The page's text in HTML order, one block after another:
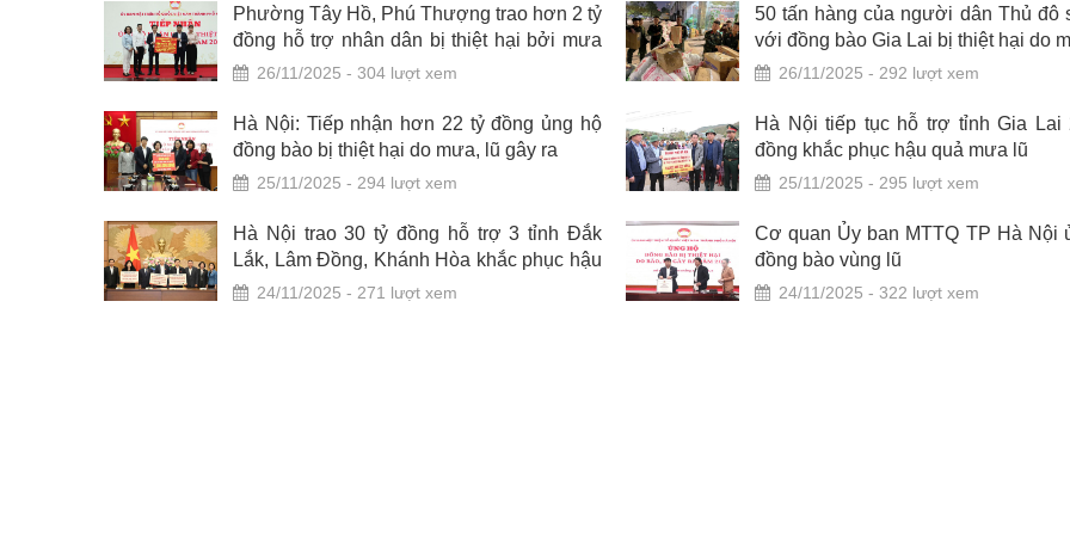
Phường Tây Hồ, Phú Thượng trao hơn 2 tỷ
đồng hỗ trợ nhân dân bị thiệt hại bởi mưa
lũ 26/11/2025 - 304 lượt xem
50 tấn hàng của người dân Thủ đô
với đồng bào Gia Lai bị thiệt hại do
26/11/2025 - 292 lượt xem
Hà Nội: Tiếp nhận hơn 22 tỷ đồng ủng hộ
đồng bào bị thiệt hại do mưa, lũ gây ra
25/11/2025 - 294 lượt xem
Hà Nội tiếp tục hỗ trợ tỉnh Gia Lai
đồng khắc phục hậu quả mưa lũ
25/11/2025 - 295 lượt xem
Hà Nội trao 30 tỷ đồng hỗ trợ 3 tỉnh Đắk
Lắk, Lâm Đồng, Khánh Hòa khắc phục hậu
quả mưa lũ
24/11/2025 - 271 lượt xem
Cơ quan Ủy ban MTTQ TP Hà Nội
đồng bào vùng lũ
24/11/2025 - 322 lượt xem